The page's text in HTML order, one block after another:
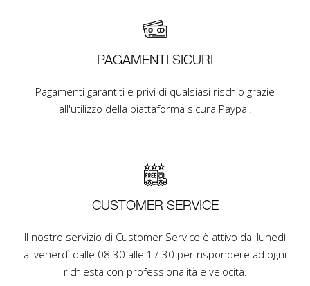
PAGAMENTI SICURI
Pagamenti garantiti e privi di qualsiasi rischio grazie
all'utilizzo della piattaforma sicura Paypal!
CUSTOMER SERVICE
Il nostro servizio di Customer Service è attivo dal lunedì
al venerdì dalle 08.30 alle 17.30 per rispondere ad ogni
richiesta con professionalità e velocità.